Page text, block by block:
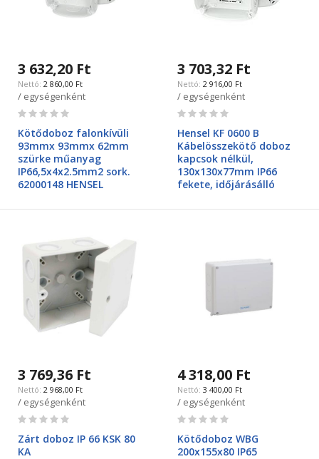
3 632,20 Ft
2 860,00 Ft
/ egységenként
Rating:
Kötődoboz falonkívüli
93mmx 93mmx 62mm
szürke műanyag
IP66,5x4x2.5mm2 sork.
62000148 HENSEL
3 703,32 Ft
2 916,00 Ft
/ egységenként
Rating:
Hensel KF 0600 B
Kábelösszekötő doboz
kapcsok nélkül,
130x130x77mm IP66
fekete, időjárásálló
3 769,36 Ft
2 968,00 Ft
/ egységenként
Rating:
Zárt doboz IP 66 KSK 80
KA
4 318,00 Ft
3 400,00 Ft
/ egységenként
Rating:
Kötődoboz WBG
200x155x80 IP65